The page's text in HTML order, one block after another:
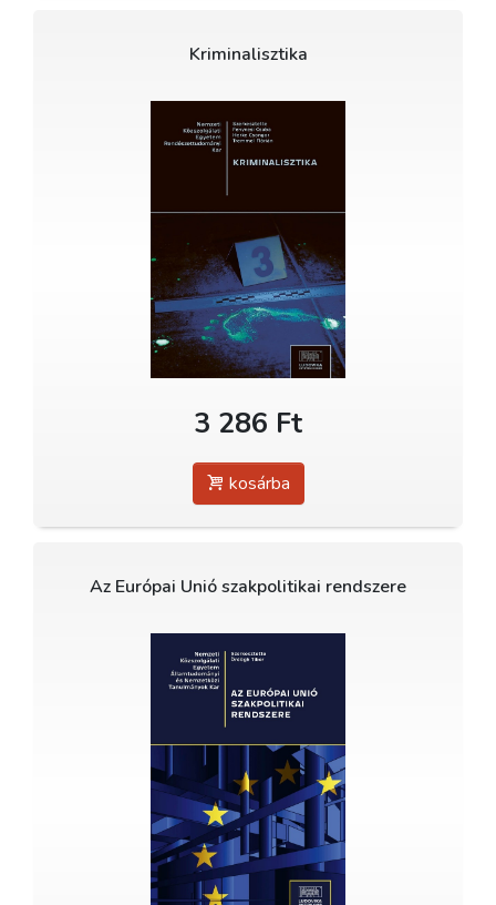
Kriminalisztika
3 286 Ft
kosárba
Az Európai Unió szakpolitikai rendszere